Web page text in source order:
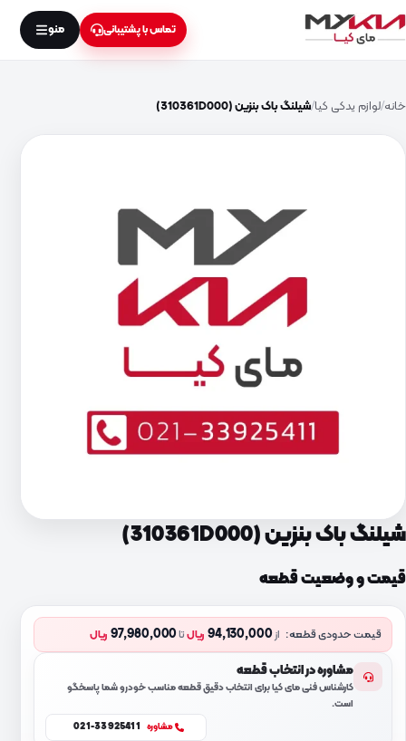
تماس با پشتیبانی منو
خانه لوازم یدکی کیا شیلنگ باک بنزین (310361D000)
شیلنگ باک بنزین (310361D000)
قیمت و وضعیت قطعه
قیمت حدودی قطعه: از94,130,000 ریالتا97,980,000 ریال
مشاوره در انتخاب قطعه
کارشناس فنی مای کیا برای انتخاب دقیق قطعه مناسب خودرو شما پاسخگو
است.
مشاوره 021-33925411